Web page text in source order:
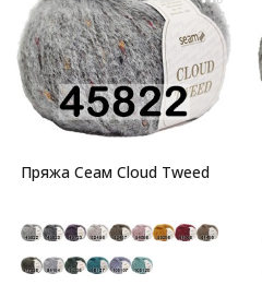
Пряжа Сеам Cloud Tweed